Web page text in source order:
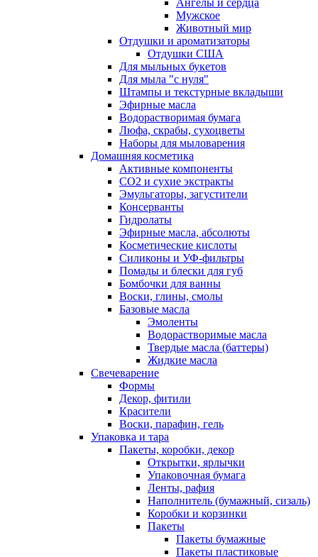
Ангелы и сердца
Мужское
Животный мир
Отдушки и ароматизаторы
Отдушки США
Для мыльных букетов
Для мыла "с нуля"
Штампы и текстурные вкладыши
Эфирные масла
Водорастворимая бумага
Люфа, скрабы, сухоцветы
Наборы для мыловарения
Домашняя косметика
Активные компоненты
СО2 и сухие экстракты
Эмульгаторы, загустители
Консерванты
Гидролаты
Эфирные масла, абсолюты
Косметические кислоты
Силиконы и УФ-фильтры
Помады и блески для губ
Бомбочки для ванны
Воски, глины, смолы
Базовые масла
Эмоленты
Водорастворимые масла
Твердые масла (баттеры)
Жидкие масла
Свечеварение
Формы
Декор, фитили
Красители
Воски, парафин, гель
Упаковка и тара
Пакеты, коробки, декор
Открытки, ярлычки
Упаковочная бумага
Ленты, рафия
Наполнитель (бумажный, сизаль)
Коробки и корзинки
Пакеты
Пакеты бумажные
Пакеты пластиковые